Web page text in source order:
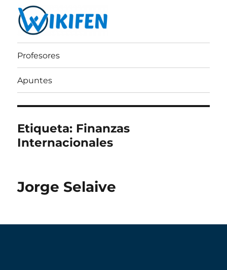
Wikifen
Profesores
Apuntes
Etiqueta: Finanzas
Internacionales
Jorge Selaive